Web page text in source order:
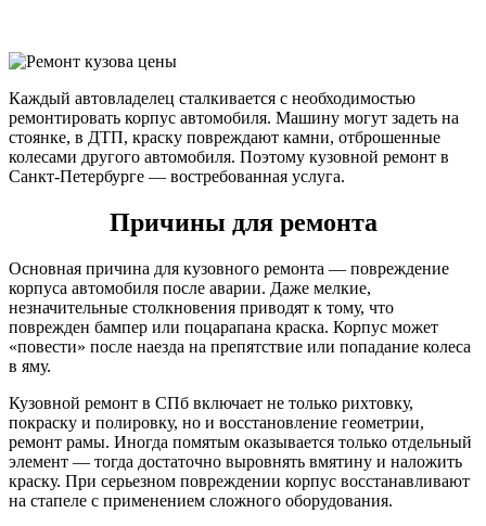
Каждый автовладелец сталкивается с необходимостью
ремонтировать корпус автомобиля. Машину могут задеть на
стоянке, в ДТП, краску повреждают камни, отброшенные
колесами другого автомобиля. Поэтому кузовной ремонт в
Санкт-Петербурге — востребованная услуга.
Причины для ремонта
Основная причина для кузовного ремонта — повреждение
корпуса автомобиля после аварии. Даже мелкие,
незначительные столкновения приводят к тому, что
поврежден бампер или поцарапана краска. Корпус может
«повести» после наезда на препятствие или попадание колеса
в яму.
Кузовной ремонт в СПб включает не только рихтовку,
покраску и полировку, но и восстановление геометрии,
ремонт рамы. Иногда помятым оказывается только отдельный
элемент — тогда достаточно выровнять вмятину и наложить
краску. При серьезном повреждении корпус восстанавливают
на стапеле с применением сложного оборудования.